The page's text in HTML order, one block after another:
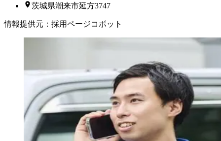
茨城県潮来市延方3747
情報提供元 ： 採用ページコボット